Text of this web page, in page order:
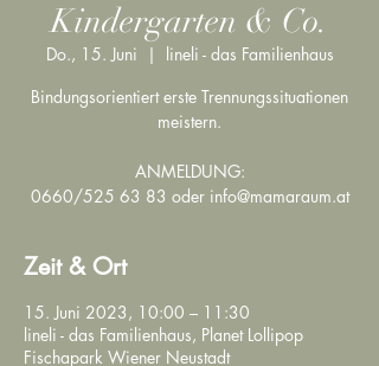
Kindergarten & Co.
Do., 15. Juni
  |
lineli - das Familienhaus
Bindungsorientiert erste Trennungssituationen
meistern.
ANMELDUNG:
0660/525 63 83 oder info@mamaraum.at
Zeit & Ort
15. Juni 2023, 10:00 – 11:30
lineli - das Familienhaus, Planet Lollipop
Fischapark Wiener Neustadt